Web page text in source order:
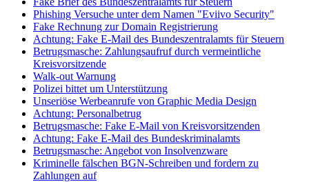
Phishing Versuche unter dem Namen "Eviivo Security"
Fake Rechnung zur Domain Registrierung
Achtung: Fake E-Mail des Bundeszentralamts für Steuern
Betrugsmasche: Zahlungsaufruf durch vermeintliche
Kreisvorsitzende
Walk-out Warnung
Polizei bittet um Unterstützung
Unseriöse Werbeanrufe von Graphic Media Design
Achtung: Personalbetrug
Betrugsmasche: Fake E-Mail von Kreisvorsitzenden
Achtung: Fake E-Mail des Bundeskriminalamts
Betrugsmasche: Angebot von Insolvenzware
Kriminelle fälschen BGN-Schreiben und fordern zu
Zahlungen auf